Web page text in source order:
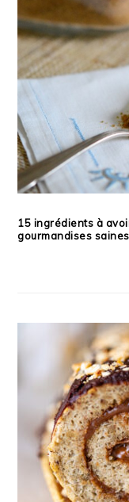
15 ingrédients à
gourmandises saines